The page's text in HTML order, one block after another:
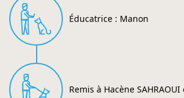
Éducatrice : Manon
Remis à Hacène